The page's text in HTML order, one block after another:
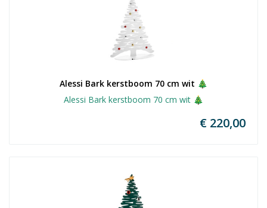
Alessi Bark kerstboom 70 cm wit 🎄
Alessi Bark kerstboom 70 cm wit 🎄
€ 220,00